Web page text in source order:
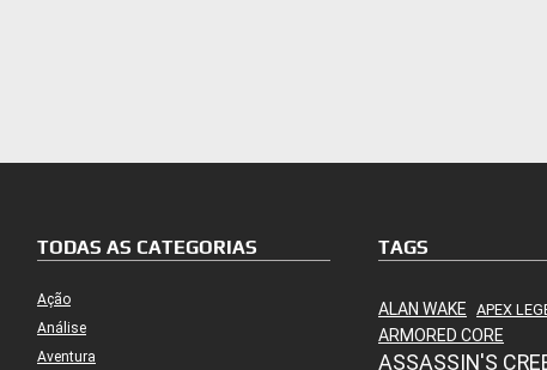
TODAS AS CATEGORIAS
Ação
Análise
Aventura
TAGS
ALAN WAKE APEX
ARMORED CORE
ASSASSIN'S